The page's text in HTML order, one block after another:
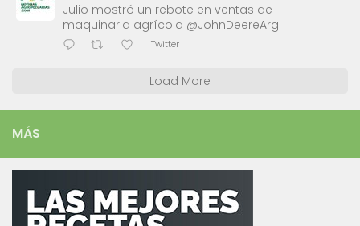
Julio mostró un rebote en ventas de
maquinaria agrícola @JohnDeereArg
Twitter
Load More
MÁS